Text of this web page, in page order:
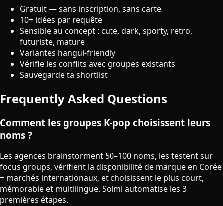
Gratuit — sans inscription, sans carte
10+ idées par requête
Sensible au concept : cute, dark, sporty, retro,
futuriste, mature
Variantes hangul-friendly
Vérifie les conflits avec groupes existants
Sauvegarde ta shortlist
Frequently Asked Questions
Comment les groupes K-pop choisissent leurs
noms ?
Les agences brainstorment 50–100 noms, les testent sur
focus groups, vérifient la disponibilité de marque en Corée
+ marchés internationaux, et choisissent le plus court,
mémorable et multilingue. Solmi automatise les 3
premières étapes.